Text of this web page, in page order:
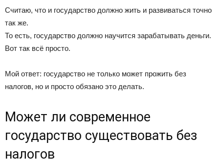
Считаю, что и государство должно жить и развиваться точно
так же.
То есть, государство должно научится зарабатывать деньги.
Вот так всё просто.
Мой ответ: государство не только может прожить без
налогов, но и просто обязано это делать.
Может ли современное
государство существовать без
налогов